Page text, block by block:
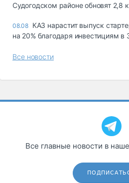
Судогодском районе обновят 2,8
08.08 КАЗ нарастит выпуск
на 20% благодаря инвестициям в
Все новости
Все главные новости в